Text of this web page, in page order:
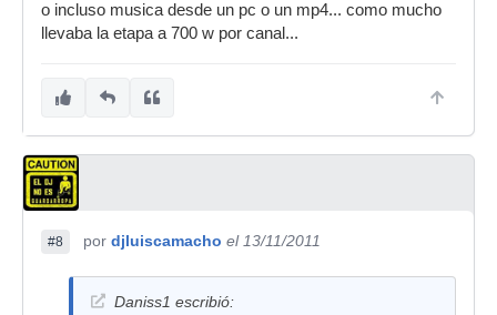
o incluso musica desde un pc o un mp4... como mucho
llevaba la etapa a 700 w por canal...
#8 por djluiscamacho el 13/11/2011
Daniss1 escribió: